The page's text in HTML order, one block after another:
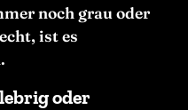
noch grau oder
ist es
oder